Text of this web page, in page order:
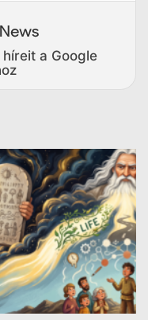
a Google